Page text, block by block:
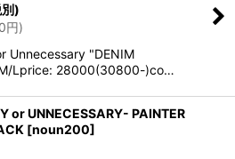
)
円)
Unnecessary "DENIM
Lprice: 28000(30800-)co…
or UNNECESSARY- PAINTER
[noun200]